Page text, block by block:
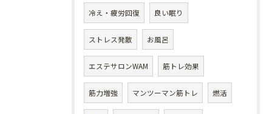
冷え・疲労回復 良い眠り
ストレス発散 お風呂
エステサロンWAM 筋トレ効果
筋力増強 マンツーマン筋トレ 燃活